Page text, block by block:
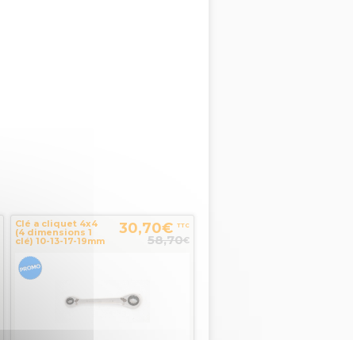
Clé a cliquet 4x4
(4 dimensions 1
clé) 10-13-17-19mm
30,70€ TTC
58,70€